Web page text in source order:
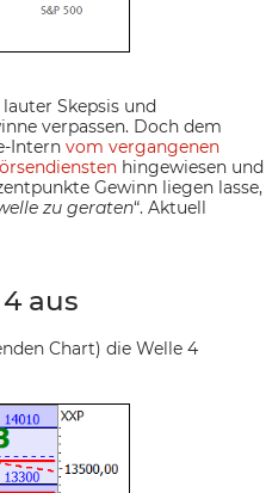
Skepsis und
verpassen. Doch dem
Intern vom vergangenen
hingewiesen und
Gewinn liegen lasse,
zu geraten“. Aktuell
aus
Chart) die Welle 4